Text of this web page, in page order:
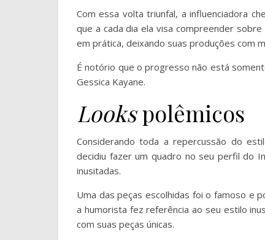
Com essa volta triunfal, a influenciadora
que a cada dia ela visa compreender
em prática, deixando suas produções com
É notório que o progresso não está
Gessica Kayane.
Lookspolêmicos
Considerando toda a repercussão do
decidiu fazer um quadro no seu perfil do
inusitadas.
Uma das peças escolhidas foi o famoso e
a humorista fez referência ao seu estilo
com suas peças únicas.